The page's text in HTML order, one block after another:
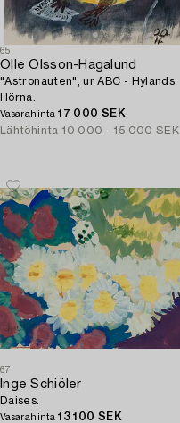
65
Olle Olsson-Hagalund
"Astronauten", ur ABC - Hylands
Hörna.
Vasarahinta17 000 SEK
Lähtöhinta 10 000 - 15 000 SEK
67
Inge Schiöler
Daises.
Vasarahinta13 100 SEK